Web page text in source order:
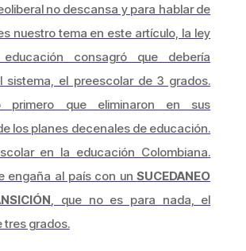
no descansa y para hablar de
nuestro tema en este artículo, la ley
consagró que debería
sistema, el preescolar de 3 grados.
primero que eliminaron en sus
los planes decenales de educación.
en la educación Colombiana.
engaña al país con unSUCEDANEO
, que no es para nada, el
tres grados.